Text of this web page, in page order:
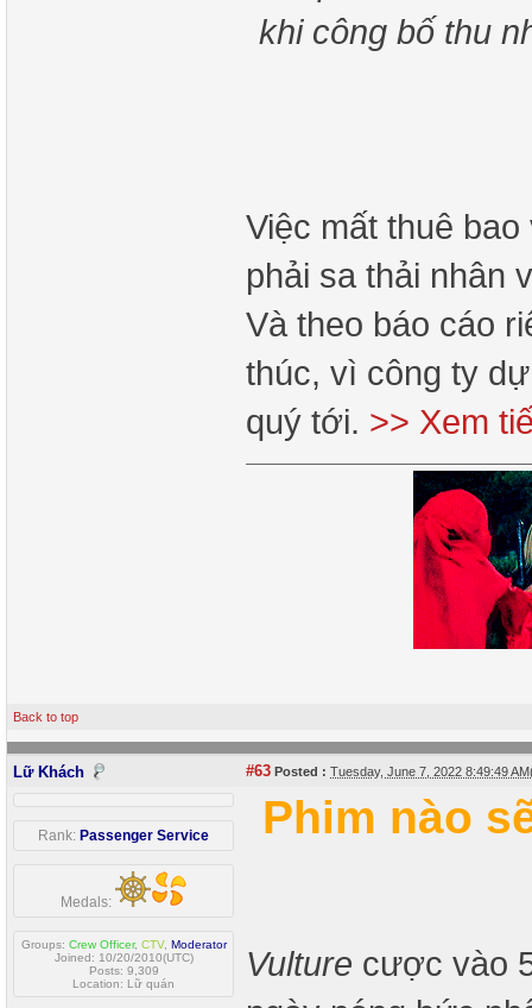
khi công bố thu
Việc mất thuê
phải sa thải nhân
Và theo báo cáo
thúc, vì công ty
quý tới. >> Xem
Back to top
Lữ Khách #63 Posted : Tuesday, June 7, 2022 8:49:49
Rank: Passenger Service
Medals:
Groups: Crew Officer, CTV, Moderator
Joined: 10/20/2010(UTC)
Posts: 9,309
Location: Lữ quán
Phim nào
Vulture cược vào